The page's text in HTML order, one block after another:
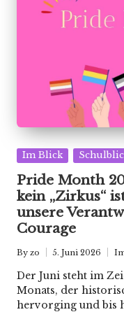
Posted
Im Blick
Pride Month
kein „Zirkus“
unsere
Courage
Posted
by
By zo 5. Juni 2026
in
Der Juni steht im
Monats, der
hervorging und bis